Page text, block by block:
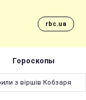
rbc.ua
Гороскопы
з віршів Кобзаря